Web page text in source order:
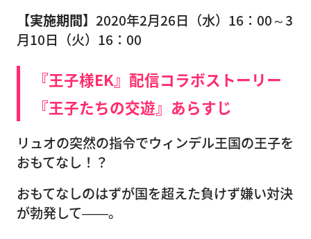
【実施期間】 2020年2月26日（水）16：00～3
月10日（火）16：00
『王子様EK』配信コラボストーリー
『王子たちの交遊』あらすじ
リュオの突然の指令でウィンデル王国の王子を
おもてなし！？
おもてなしのはずが国を超えた負けず嫌い対決
が勃発して――。